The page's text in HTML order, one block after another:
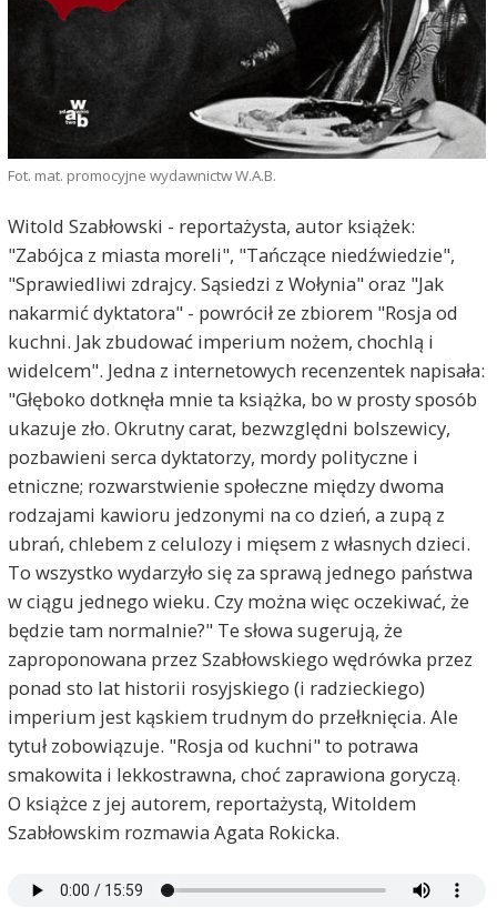
Fot. mat. promocyjne wydawnictw W.A.B.
Witold Szabłowski - reportażysta, autor książek:
"Zabójca z miasta moreli", "Tańczące niedźwiedzie",
"Sprawiedliwi zdrajcy. Sąsiedzi z Wołynia" oraz "Jak
nakarmić dyktatora" - powrócił ze zbiorem "Rosja od
kuchni. Jak zbudować imperium nożem, chochlą i
widelcem". Jedna z internetowych recenzentek napisała:
"Głęboko dotknęła mnie ta książka, bo w prosty sposób
ukazuje zło. Okrutny carat, bezwzględni bolszewicy,
pozbawieni serca dyktatorzy, mordy polityczne i
etniczne; rozwarstwienie społeczne między dwoma
rodzajami kawioru jedzonymi na co dzień, a zupą z
ubrań, chlebem z celulozy i mięsem z własnych dzieci.
To wszystko wydarzyło się za sprawą jednego państwa
w ciągu jednego wieku. Czy można więc oczekiwać, że
będzie tam normalnie?" Te słowa sugerują, że
zaproponowana przez Szabłowskiego wędrówka przez
ponad sto lat historii rosyjskiego (i radzieckiego)
imperium jest kąskiem trudnym do przełknięcia. Ale
tytuł zobowiązuje. "Rosja od kuchni" to potrawa
smakowita i lekkostrawna, choć zaprawiona goryczą.
O książce z jej autorem, reportażystą, Witoldem
Szabłowskim rozmawia Agata Rokicka.